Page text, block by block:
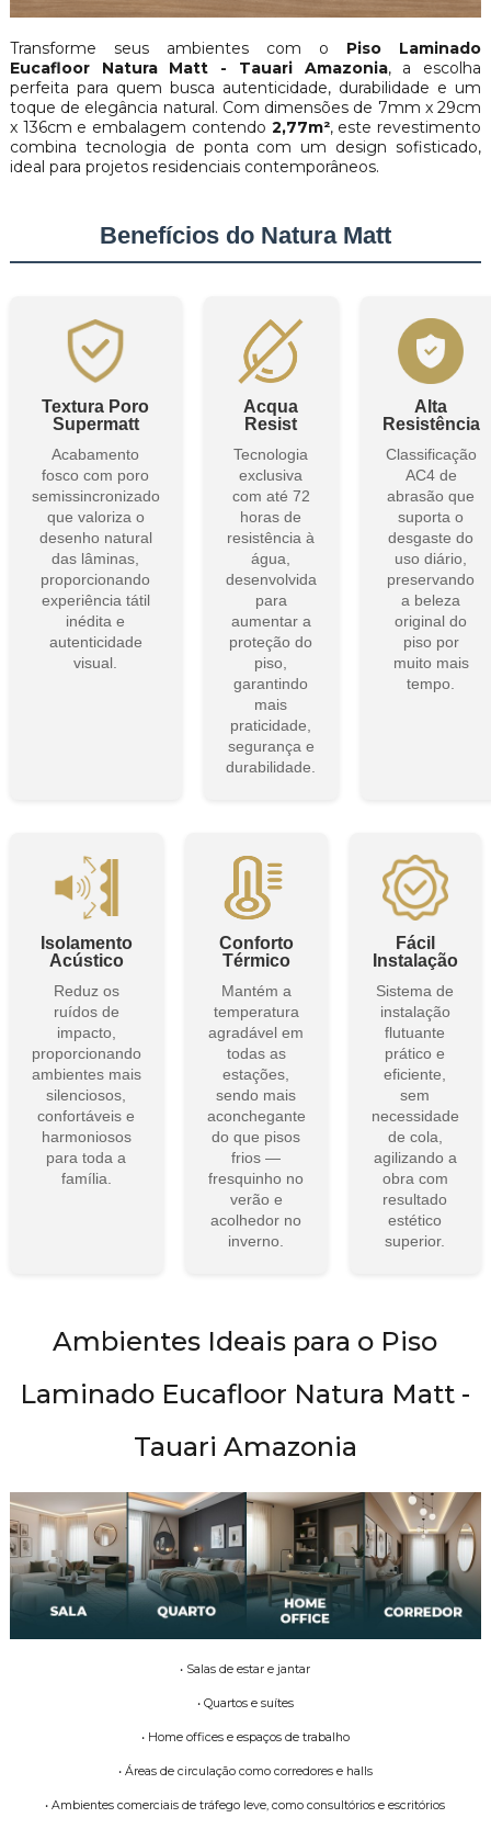
Eucafloor Natura Matt - Tauari Amazonia
, a escolha
perfeita para quem busca autenticidade, durabilidade e um
toque de elegância natural. Com dimensões de 7mm x 29cm
x 136cm e embalagem contendo2,77m², este revestimento
combina tecnologia de ponta com um design sofisticado,
ideal para projetos residenciais contemporâneos.
Textura Poro
Supermatt
Acabamento
fosco com poro
semissincronizado
que valoriza o
desenho natural
das lâminas,
proporcionando
experiência tátil
inédita e
autenticidade
visual.
Acqua
Resist
Tecnologia
exclusiva
com até 72
horas de
resistência à
gua,
desenvolvida
para
aumentar a
proteção do
piso,
garantindo
mais
praticidade,
segurança e
durabilidade.
Alta
Resistência
Classificação
AC4 de
abrasão que
suporta o
desgaste do
uso diário,
preservando
a beleza
original do
piso por
muito mais
tempo.
Isolamento
Acústico
Reduz os
ruídos de
impacto,
proporcionando
ambientes mais
silenciosos,
confortáveis e
harmoniosos
para toda a
família.
Conforto
Térmico
Mantém a
temperatura
agradável em
todas as
estações,
sendo mais
aconchegante
do que pisos
frios —
fresquinho no
verão e
acolhedor no
inverno.
Fácil
Instalação
Sistema de
instalação
flutuante
prático e
eficiente,
sem
necessidade
de cola,
agilizando a
obra com
resultado
estético
superior.